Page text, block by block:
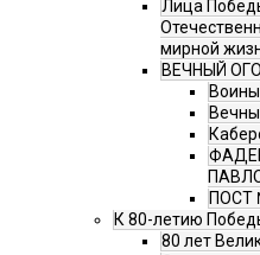
Лица
мирной
ВЕЧНЫЙ
ПОСТ
К 80-летию
80 лет